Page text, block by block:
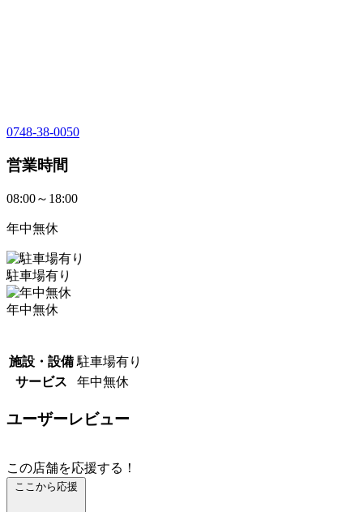
0748-38-0050
営業時間
08:00～18:00
年中無休
駐車場有り
年中無休
施設・設備 駐車場有り
サービス
年中無休
ユーザーレビュー
この店舗を応援する！
ここから応援